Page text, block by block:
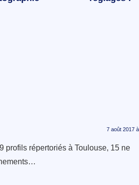
7 août 2017
profils répertoriés à Toulouse, 15 ne